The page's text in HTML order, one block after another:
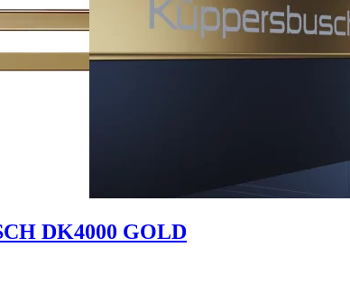
DK4000 GOLD